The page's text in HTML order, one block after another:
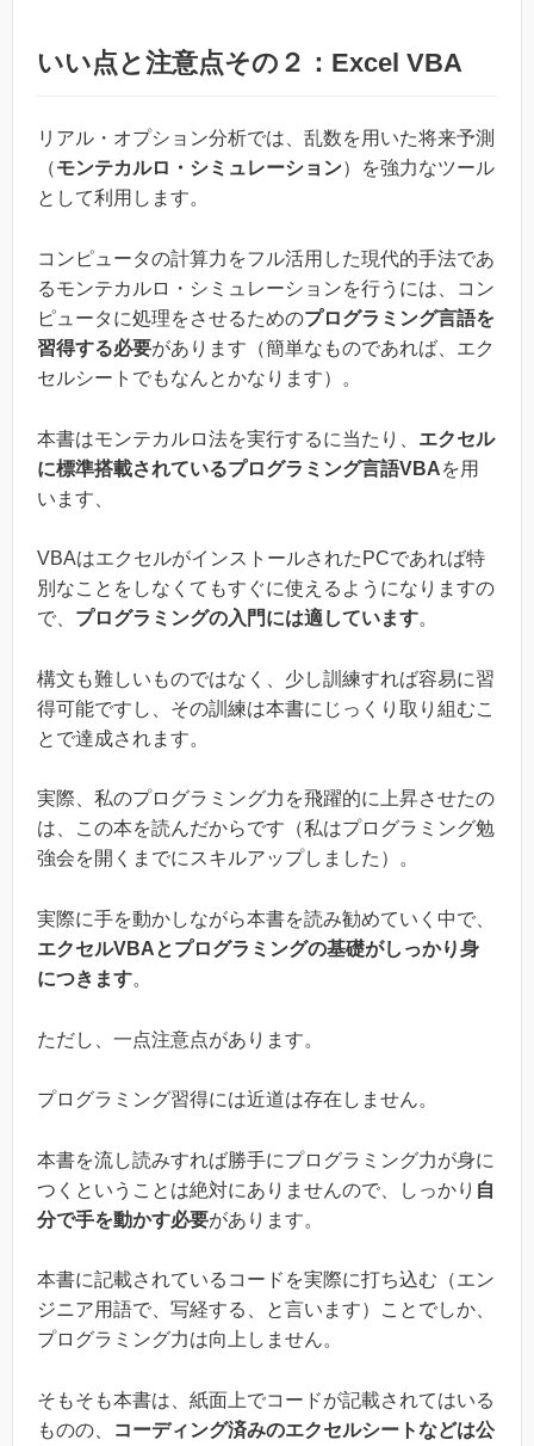
いい点と注意点その２：Excel VBA
リアル・オプション分析では、乱数を用いた将来予測
（モンテカルロ・シミュレーション）を強力なツール
として利用します。
コンピュータの計算力をフル活用した現代的手法であ
るモンテカルロ・シミュレーションを行うには、コン
ピュータに処理をさせるためのプログラミング言語を
習得する必要があります（簡単なものであれば、エク
セルシートでもなんとかなります）。
本書はモンテカルロ法を実行するに当たり、 エクセル
に標準搭載されているプログラミング言語VBAを用
います、
VBAはエクセルがインストールされたPCであれば特
別なことをしなくてもすぐに使えるようになりますの
で、 プログラミングの入門には適しています。
構文も難しいものではなく、少し訓練すれば容易に習
得可能ですし、その訓練は本書にじっくり取り組むこ
とで達成されます。
実際、私のプログラミング力を飛躍的に上昇させたの
は、この本を読んだからです（私はプログラミング勉
強会を開くまでにスキルアップしました）。
実際に手を動かしながら本書を読み勧めていく中で、
エクセルVBAとプログラミングの基礎がしっかり身
につきます。
ただし、一点注意点があります。
プログラミング習得には近道は存在しません。
本書を流し読みすれば勝手にプログラミング力が身に
つくということは絶対にありませんので、しっかり 自
分で手を動かす必要があります。
本書に記載されているコードを実際に打ち込む（エン
ジニア用語で、写経する、と言います）ことでしか、
プログラミング力は向上しません。
そもそも本書は、紙面上でコードが記載されてはいる
ものの、
コーディング済みのエクセルシートなどは公